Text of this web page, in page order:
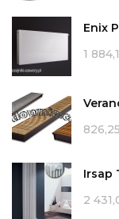
Enix
1
826,25
Irsap
2